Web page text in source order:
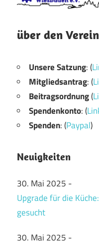
über den Verein
Unsere Satzung: (
Mitgliedsantrag: (
Beitragsordnung(
Spendenkonto: (
Spenden: (Paypal)
Neuigkeiten
30. Mai 2025 -
Upgrade für die
gesucht
30. Mai 2025 -